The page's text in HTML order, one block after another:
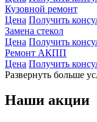
Кузовной ремонт
Цена Получить
Замена стекол
Цена Получить
Ремонт АКПП
Цена Получить
Развернуть больше
Наши акции